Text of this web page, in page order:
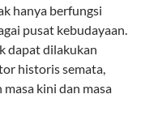
hanya berfungsi
pusat kebudayaan.
dapat dilakukan
historis semata,
kini dan masa